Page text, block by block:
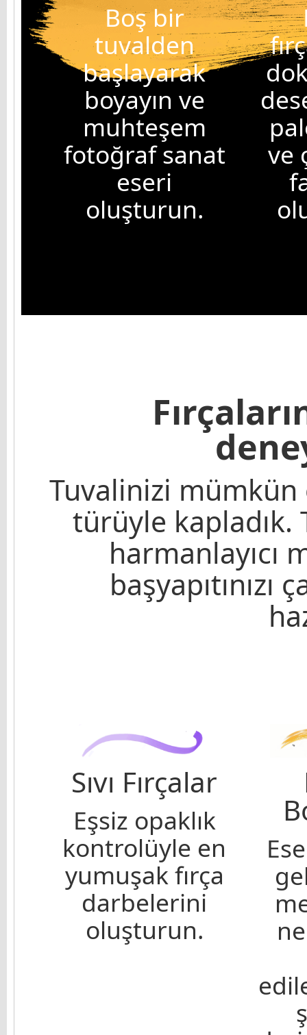
Boş bir
tuvalden
başlayarak
boyayın ve
muhteşem
fotoğraf sanat
eseri
oluşturun.
ve
Tuvalinizi mümkün
türüyle kapladık.
harmanlayıcı
başyapıtınızı
Sıvı Fırçalar
Eşsiz opaklık
kontrolüyle en
yumuşak fırça
darbelerini
oluşturun.